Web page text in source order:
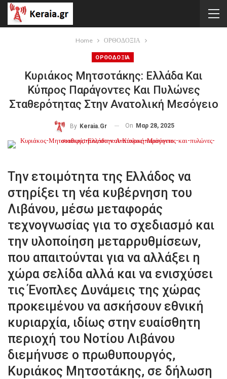
Home ΟΡΘΟΔΟΞΙΑ
ΟΡΘΟΔΟΞΙΑ
Κυριάκος Μητσοτάκης: Ελλάδα Και
Κύπρος Παράγοντες Και Πυλώνες
Σταθερότητας Στην Ανατολική Μεσόγειο
By Keraia.gr On Μαρ 28, 2025
Την ετοιμότητα της Ελλάδος να
στηρίξει τη νέα κυβέρνηση του
Λιβάνου, μέσω μεταφοράς
τεχνογνωσίας για το σχεδιασμό και
την υλοποίηση μεταρρυθμίσεων,
που απαιτούνται για να αλλάξει η
χώρα σελίδα αλλά και να ενισχύσει
τις Ένοπλες Δυνάμεις της χώρας
προκειμένου να ασκήσουν εθνική
κυριαρχία, ιδίως στην ευαίσθητη
περιοχή του Νοτίου Λιβάνου
διεμήνυσε ο πρωθυπουργός,
Κυριάκος Μητσοτάκης, σε δήλωση